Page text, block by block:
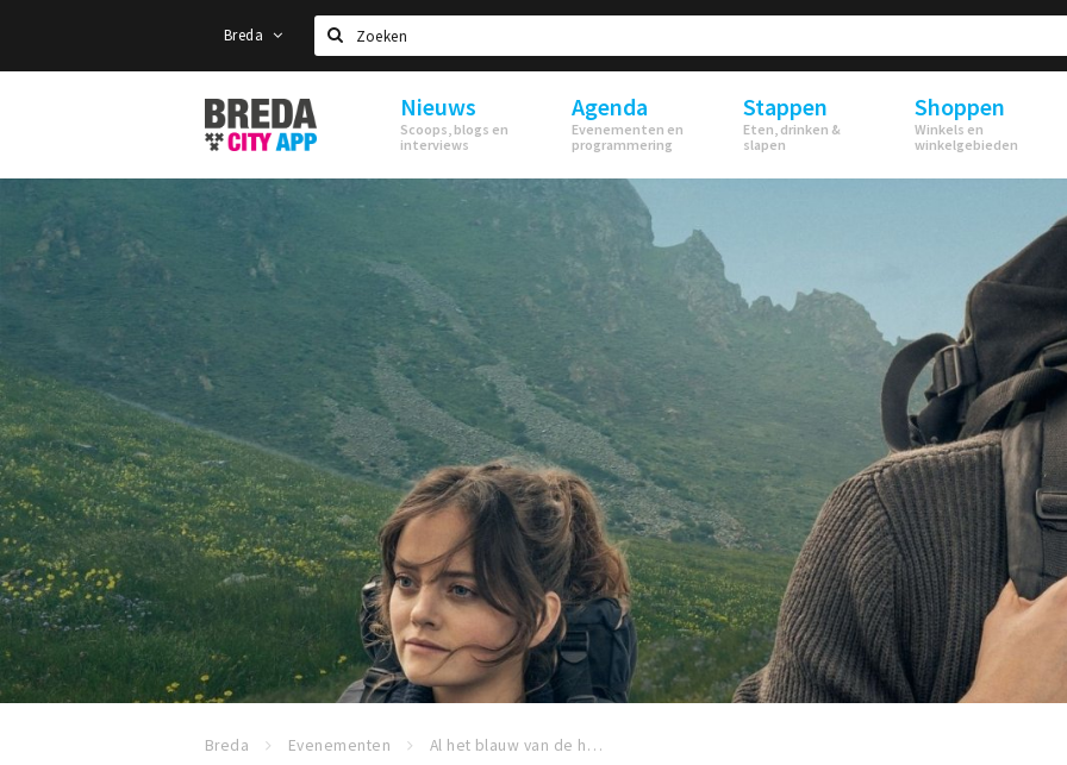
Breda
Zoeken
Stappen
&
Shoppen
Breda
Nieuws
Scoops, blogs en
interviews
Agenda
Evenementen en
programmering
Stappen
Eten, drinken &
slapen
Shoppen
Winkels en
winkelgebieden
Breda Evenementen Al het blauw van de hemel